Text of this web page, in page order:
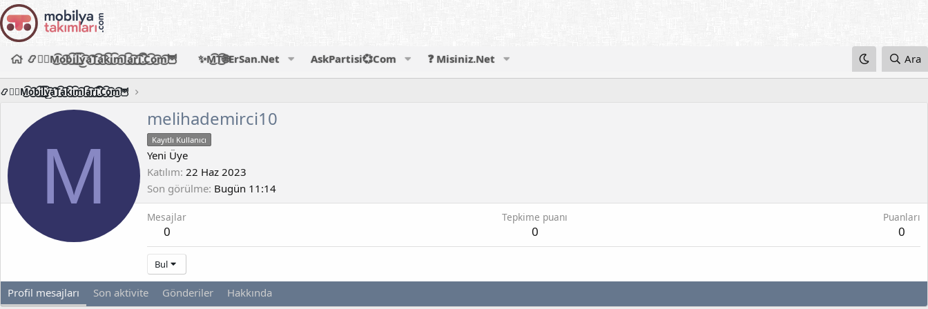
📿🧙‍♂️M͜͡o͜͡b͜͡i͜͡l͜͡y͜͡a͜͡T͜͡a͜͡k͜͡i͜͡m͜͡l͜͡a͜͡r͜͡i͜͡.͜͡C͜͡o͜͡m͜͡🦉 ✨M͜͡T͜͡🌐ErSan.Net AskPartisi💞Com ❓ Misiniz.Net Ara
📿🧙‍♂️M͜͡o͜͡b͜͡i͜͡l͜͡y͜͡a͜͡T͜͡a͜͡k͜͡i͜͡m͜͡l͜͡a͜͡r͜͡i͜͡.͜͡C͜͡o͜͡m͜͡🦉
M
melihademirci10
Kayıtlı Kullanıcı
Yeni Üye
Katılım 22 Haz 2023
Son görülme Bugün 11:14
Mesajlar
0
Tepkime puanı
0
Puanları
0
Bul
Profil mesajları Son aktivite Gönderiler Hakkında